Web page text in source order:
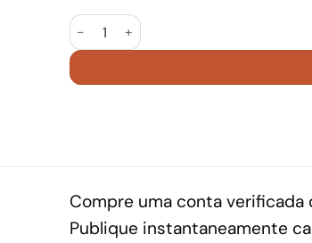
Google Ads Account 2019 US Spent
Compre uma conta verificada
Publique instantaneamente